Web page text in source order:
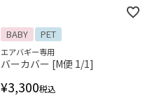
BABY PET
エアバギー専用
バーカバー [M便 1/1]
¥3,300税込